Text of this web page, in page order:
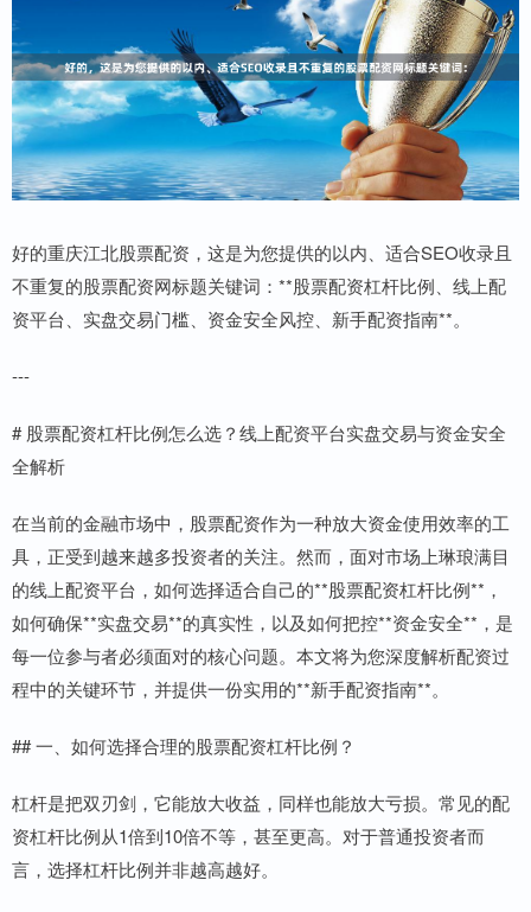
好的重庆江北股票配资，这是为您提供的以内、适合SEO收录且
不重复的股票配资网标题关键词：**股票配资杠杆比例、线上配
资平台、实盘交易门槛、资金安全风控、新手配资指南**。
---
# 股票配资杠杆比例怎么选？线上配资平台实盘交易与资金安全
全解析
在当前的金融市场中，股票配资作为一种放大资金使用效率的工
具，正受到越来越多投资者的关注。然而，面对市场上琳琅满目
的线上配资平台，如何选择适合自己的**股票配资杠杆比例**，
如何确保**实盘交易**的真实性，以及如何把控**资金安全**，是
每一位参与者必须面对的核心问题。本文将为您深度解析配资过
程中的关键环节，并提供一份实用的**新手配资指南**。
## 一、如何选择合理的股票配资杠杆比例？
杠杆是把双刃剑，它能放大收益，同样也能放大亏损。常见的配
资杠杆比例从1倍到10倍不等，甚至更高。对于普通投资者而
言，选择杠杆比例并非越高越好。